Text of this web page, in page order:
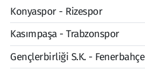
Konyaspor - Rizespor
Kasımpaşa - Trabzonspor
Gençlerbirliği S.K. - Fenerbahçe